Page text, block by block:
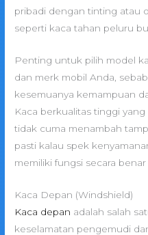
pribadi dengan tinting atau
seperti kaca tahan peluru
Penting untuk pilih model
dan merk mobil Anda,
kesemuanya kemampuan
Kaca berkualitas tinggi
tidak cuma menambah
pasti kalau spek
memiliki fungsi secara
Kaca Depan (Windshield)
Kaca depan adalah salah
keselamatan pengemudi